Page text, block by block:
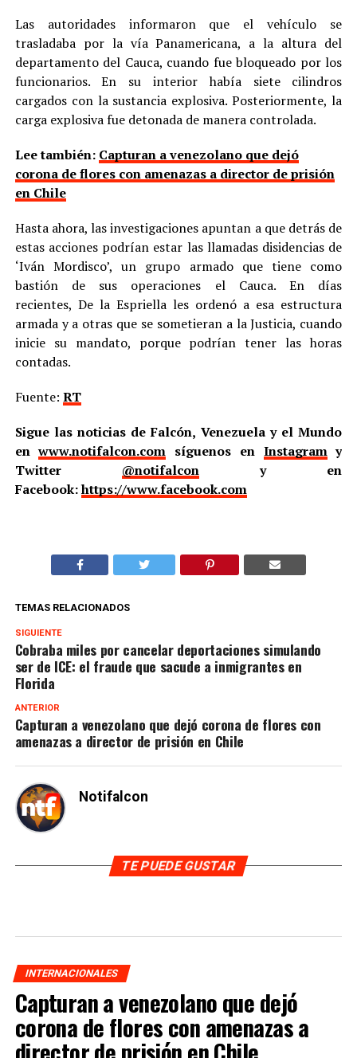
Las autoridades informaron que el vehículo se
trasladaba por la vía Panamericana, a la altura del
departamento del Cauca, cuando fue bloqueado por los
funcionarios. En su interior había siete cilindros
cargados con la sustancia explosiva. Posteriormente, la
carga explosiva fue detonada de manera controlada.
Lee también: Capturan a venezolano que dejó
corona de flores con amenazas a director de prisión
en Chile
Hasta ahora, las investigaciones apuntan a que detrás de
estas acciones podrían estar las llamadas disidencias de
‘Iván Mordisco’, un grupo armado que tiene como
bastión de sus operaciones el Cauca. En días
recientes, De la Espriella les ordenó a esa estructura
armada y a otras que se sometieran a la Justicia, cuando
inicie su mandato, porque podrían tener las horas
contadas.
Fuente: RT
Sigue las noticias de Falcón, Venezuela y el Mundo
enwww.notifalcon.com síguenos en Instagramy
Twitter @notifalcony en
Facebook:https://www.facebook.com
TEMAS RELACIONADOS
SIGUIENTE
Cobraba miles por cancelar deportaciones simulando
ser de ICE: el fraude que sacude a inmigrantes en
Florida
ANTERIOR
Capturan a venezolano que dejó corona de flores con
amenazas a director de prisión en Chile
Notifalcon
TE PUEDE GUSTAR
INTERNACIONALES
Capturan a venezolano que dejó
corona de flores con amenazas a
director de prisión en Chile